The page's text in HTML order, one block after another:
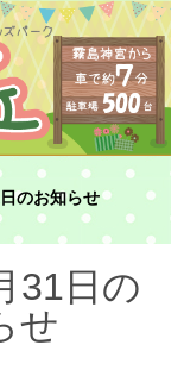
のお知らせ
31日の
せ